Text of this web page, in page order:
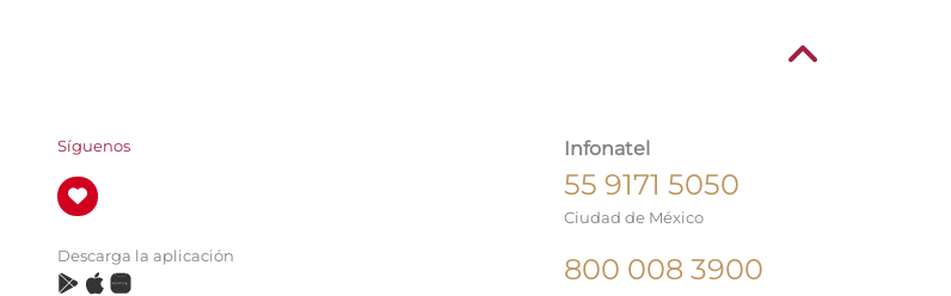
Síguenos
Descarga la aplicación
Infonatel
55 9171 5050
Ciudad de México
800 008 3900